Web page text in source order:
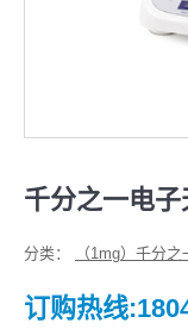
千分之一电子
分类： （1mg）千分之
订购热线